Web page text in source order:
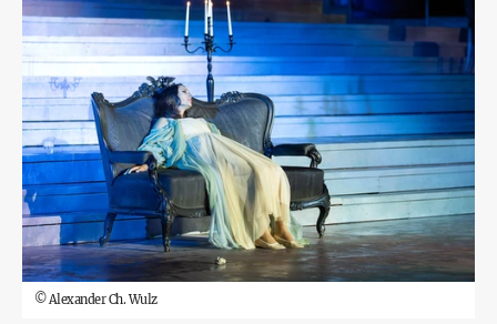
©Alexander Ch. Wulz